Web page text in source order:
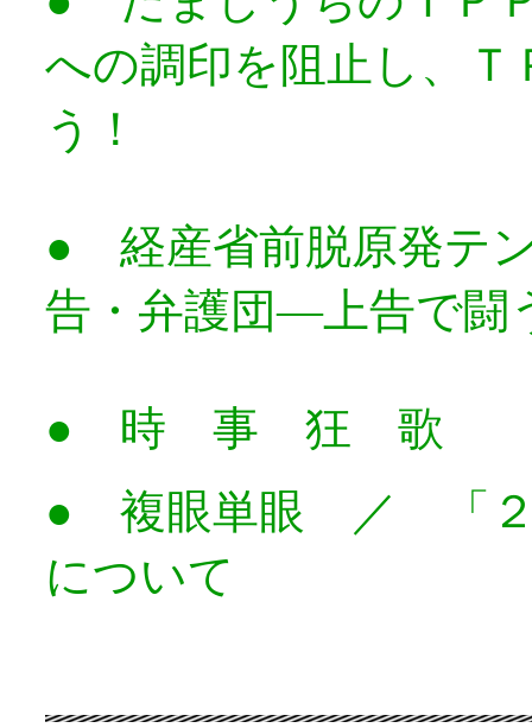
への調印を阻止し、
う！
● 経産省前脱原発
告・弁護団―上告で闘
● 時 事 狂 歌
● 複眼単眼 ／ 「２
について